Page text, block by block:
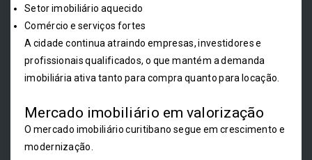
Setor imobiliário aquecido
Comércio e serviços fortes
A cidade continua atraindo empresas, investidores e
profissionais qualificados, o que mantém a demanda
imobiliária ativa tanto para compra quanto para locação.
Mercado imobiliário em valorização
O mercado imobiliário curitibano segue em crescimento e
modernização.